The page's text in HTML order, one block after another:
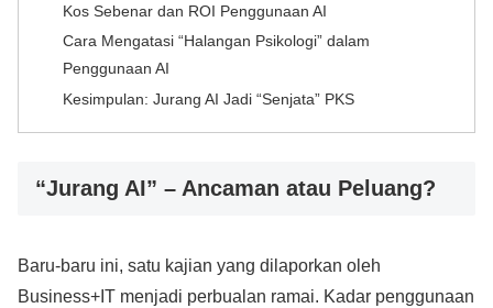
Kos Sebenar dan ROI Penggunaan AI
Cara Mengatasi “Halangan Psikologi” dalam
Penggunaan AI
Kesimpulan: Jurang AI Jadi “Senjata” PKS
“Jurang AI” – Ancaman atau Peluang?
Baru-baru ini, satu kajian yang dilaporkan oleh
Business+IT menjadi perbualan ramai. Kadar penggunaan